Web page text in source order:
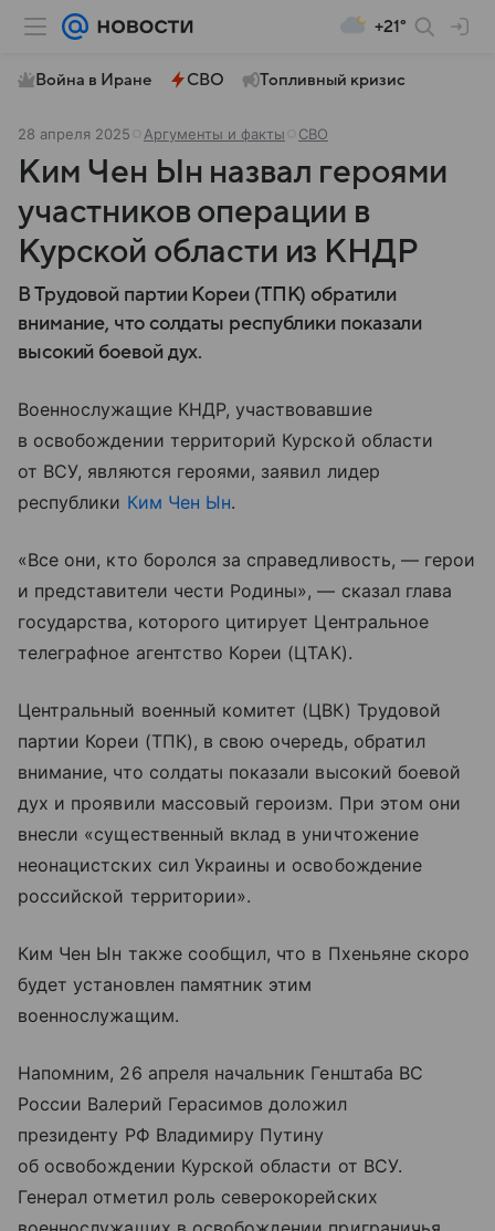
+21°
Война в Иране СВО Топливный кризис
28 апреля 2025 Аргументы и факты СВО
Ким Чен Ын назвал героями
участников операции в
Курской области из КНДР
В Трудовой партии Кореи (ТПК) обратили
внимание, что солдаты республики показали
высокий боевой дух.
Военнослужащие КНДР, участвовавшие
в освобождении территорий Курской области
от ВСУ, являются героями, заявил лидер
республики Ким Чен Ын.
«Все они, кто боролся за справедливость, — герои
и представители чести Родины», — сказал глава
государства, которого цитирует Центральное
телеграфное агентство Кореи (ЦТАК).
Центральный военный комитет (ЦВК) Трудовой
партии Кореи (ТПК), в свою очередь, обратил
внимание, что солдаты показали высокий боевой
дух и проявили массовый героизм. При этом они
внесли «существенный вклад в уничтожение
неонацистских сил Украины и освобождение
российской территории».
Ким Чен Ын также сообщил, что в Пхеньяне скоро
будет установлен памятник этим
военнослужащим.
Напомним, 26 апреля начальник Генштаба ВС
России Валерий Герасимов доложил
президенту РФ Владимиру Путину
об освобождении Курской области от ВСУ.
Генерал отметил роль северокорейских